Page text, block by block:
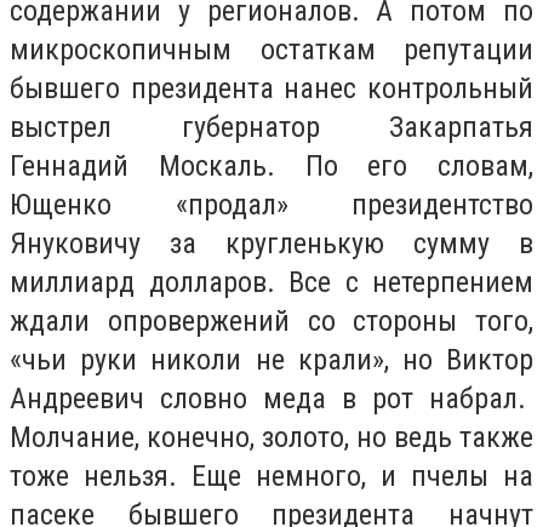
содержании у регионалов. А потом по
микроскопичным остаткам репутации
бывшего президента нанес контрольный
выстрел губернатор Закарпатья
Геннадий Москаль. По его словам,
Ющенко «продал» президентство
Януковичу за кругленькую сумму в
миллиард долларов. Все с нетерпением
ждали опровержений со стороны того,
«чьи руки николи не крали», но Виктор
Андреевич словно меда в рот набрал.
Молчание, конечно, золото, но ведь также
тоже нельзя. Еще немного, и пчелы на
пасеке бывшего президента начнут